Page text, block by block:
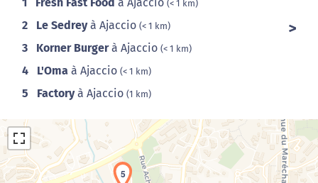
(< 1 km)
2 Le Sedreyà Ajaccio (< 1 km)
3 Korner Burgerà Ajaccio (< 1 km)
4 L'Oma à Ajaccio (< 1 km)
5 Factoryà Ajaccio (1 km)
5